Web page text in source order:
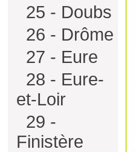
25 - Doubs
26 - Drôme
27 - Eure
28 - Eure-
et-Loir
29 -
Finistère